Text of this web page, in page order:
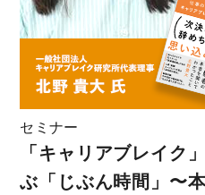
セミナー
「キャリアブレイク
ぶ「じぶん時間」〜